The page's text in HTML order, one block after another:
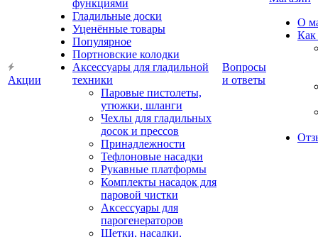
Акции
функциями
Гладильные доски
Уценённые товары
Популярное
Портновские колодки
Аксессуары для гладильной
техники
Паровые пистолеты,
утюжки, шланги
Чехлы для гладильных
досок и прессов
Принадлежности
Тефлоновые насадки
Рукавные платформы
Комплекты насадок для
паровой чистки
Аксессуары для
парогенераторов
Щетки, насадки,
Вопросы
и ответы
О
Как